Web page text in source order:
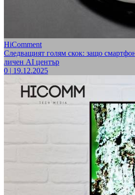
HiComment
Следващият голям скок: защо
личен AI център
0 | 19.12.2025